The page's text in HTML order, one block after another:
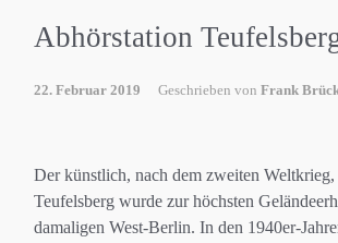
Abhörstation
22. Februar 2019 Geschrieben von Frank
Der künstlich, nach dem zweiten Weltkrieg,
Teufelsberg wurde zur höchsten
damaligen West-Berlin. In den 1940er-